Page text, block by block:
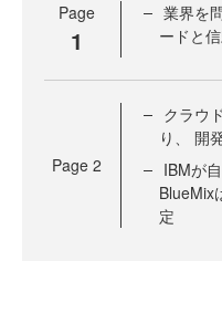
Page
1
業界を
ードと
Page 2
クラウ
り、 開
IBMが
BlueMix
定